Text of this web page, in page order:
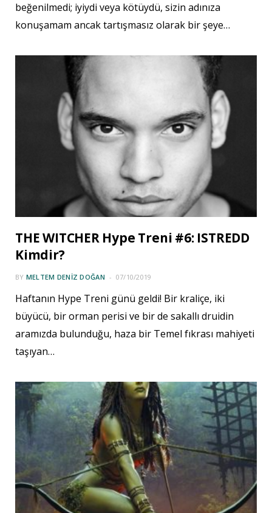
beğenilmedi; iyiydi veya kötüydü, sizin adınıza
konuşamam ancak tartışmasız olarak bir şeye…
THE WITCHER Hype Treni #6: ISTREDD
Kimdir?
BY MELTEM DENIZ DOĞAN 07/10/2019
Haftanın Hype Treni günü geldi! Bir kraliçe, iki
büyücü, bir orman perisi ve bir de sakallı druidin
aramızda bulunduğu, haza bir Temel fıkrası mahiyeti
taşıyan…